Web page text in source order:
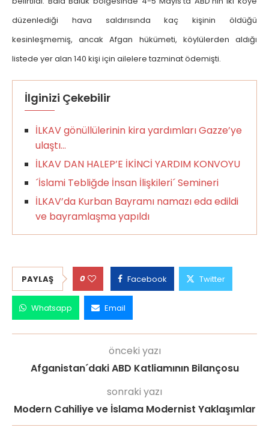
düzenlediği hava saldırısında kaç kişinin öldüğü
kesinleşmemiş, ancak Afgan hükümeti, köylülerden aldığı
listede yer alan 140 kişi için ailelere tazminat ödemişti.
İlginizi Çekebilir
İLKAV gönüllülerinin kira yardımları Gazze’ye
ulaştı…
İLKAV DAN HALEP’E İKİNCİ YARDIM KONVOYU
´İslami Tebliğde İnsan İlişkileri´ Semineri
İLKAV’da Kurban Bayramı namazı eda edildi
ve bayramlaşma yapıldı
PAYLAŞ 0 Facebook Twitter
Whatsapp Email
önceki yazı
Afganistan´daki ABD Katliamının Bilançosu
sonraki yazı
Modern Cahiliye ve İslama Modernist Yaklaşımlar